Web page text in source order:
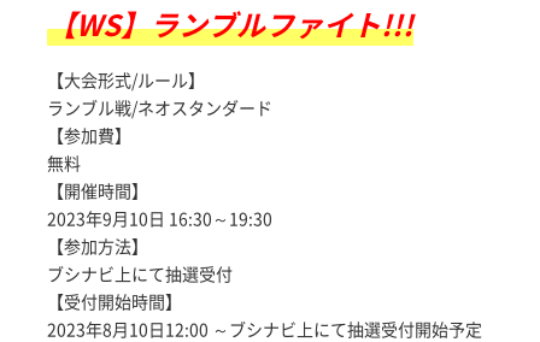
【WS】ランブルファイト!!!
【大会形式/ルール】
ランブル戦/ネオスタンダード
【参加費】
無料
【開催時間】
2023年9月10日 16:30～19:30
【参加方法】
ブシナビ上にて抽選受付
【受付開始時間】
2023年8月10日12:00 ～ブシナビ上にて抽選受付開始予定